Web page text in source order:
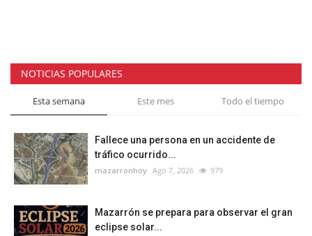
NOTICIAS POPULARES
Esta semana Este mes Todo el tiempo
Fallece una persona en un accidente de
tráfico ocurrido...
mazarronhoy Ago 7, 2026 979
Mazarrón se prepara para observar el gran
eclipse solar...